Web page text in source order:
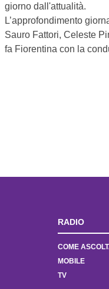
giorno dall'attualità.
L’approfondimento
Sauro Fattori, Celeste
fa Fiorentina con la
RADIO
COME
MOBILE
TV